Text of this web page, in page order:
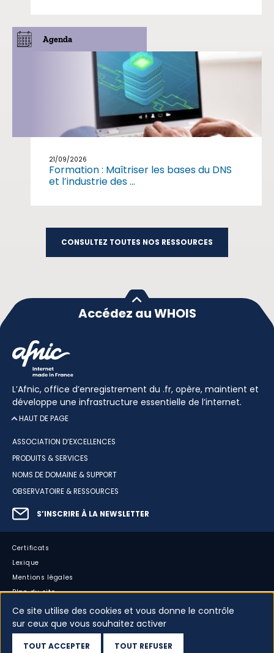
Agenda
21/09/2026
Formation : Maîtriser les bases du DNS
et l’industrie des ...
CONSULTEZ TOUTES NOS RESSOURCES
Accédez au WHOIS
L’Afnic, office d’enregistrement du .fr, opère, maintient et
développe une infrastructure essentielle de l’internet.
HAUT DE PAGE
ASSOCIATION D’EXCELLENCES
PRODUITS & SERVICES
NOMS DE DOMAINE & SUPPORT
OBSERVATOIRE & RESSOURCES
S’INSCRIRE À LA NEWSLETTER
Certificats
Lexique
Mentions légales
Plan du site
Accessibilité : partiellement conforme
Cookies
Vos données
Dispositif d’alerte
Ce site utilise des cookies et vous donne le contrôle
sur ceux que vous souhaitez activer
TOUT ACCEPTER TOUT REFUSER